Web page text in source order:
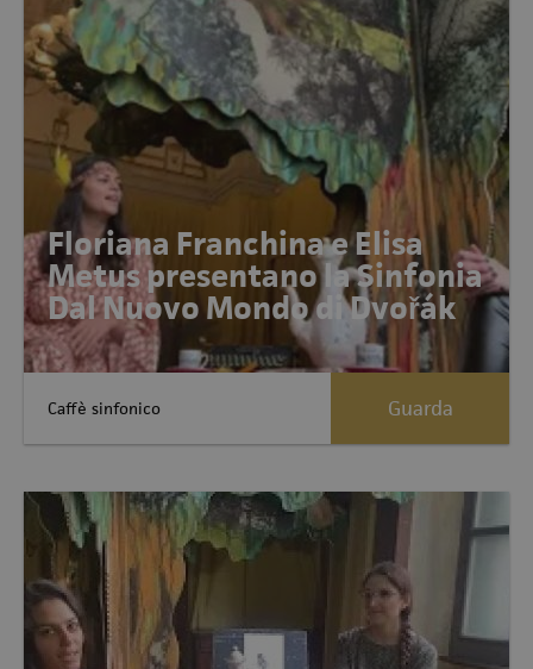
Floriana Franchina e Elisa
Metus presentano la Sinfonia
Dal Nuovo Mondo di Dvořák
Caffè sinfonico Guarda